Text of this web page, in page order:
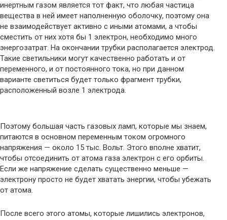
инертным газом является тот факт, что любая частица
вещества в ней имеет наполненную оболочку, поэтому она
не взаимодействует активно с иными атомами, а чтобы
сместить от них хотя бы 1 электрон, необходимо много
энергозатрат. На окончании трубки располагается электрод.
Такие светильники могут качественно работать и от
переменного, и от постоянного тока, но при данном
варианте светиться будет только фрагмент трубки,
расположенный возле 1 электрода.
Поэтому большая часть газовых ламп, которые мы знаем,
питаются в основном переменным током огромного
напряжения — около 15 тыс. Вольт. Этого вполне хватит,
чтобы отсоединить от атома газа электрон с его орбиты.
Если же напряжение сделать существенно меньше —
электрону просто не будет хватать энергии, чтобы убежать
от атома.
После всего этого атомы, которые лишились электронов,